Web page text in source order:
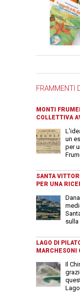
FRAMMENTI
MONTI
COLLETTIVA
un
per
SANTA
PER UNA
sulla
LAGO DI
MARCHESONI
Il